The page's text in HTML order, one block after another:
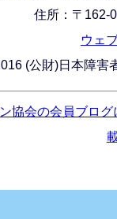
住所：〒162-
ウェ
(公財)日本障
協会の会員ブロ